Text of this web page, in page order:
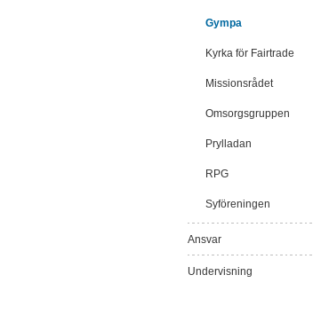
Gympa
Kyrka för Fairtrade
Missionsrådet
Omsorgsgruppen
Prylladan
RPG
Syföreningen
Ansvar
Undervisning